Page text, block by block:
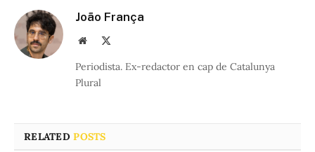
João França
Website
Periodista. Ex-redactor en cap de Catalunya
Plural
RELATEDPOSTS